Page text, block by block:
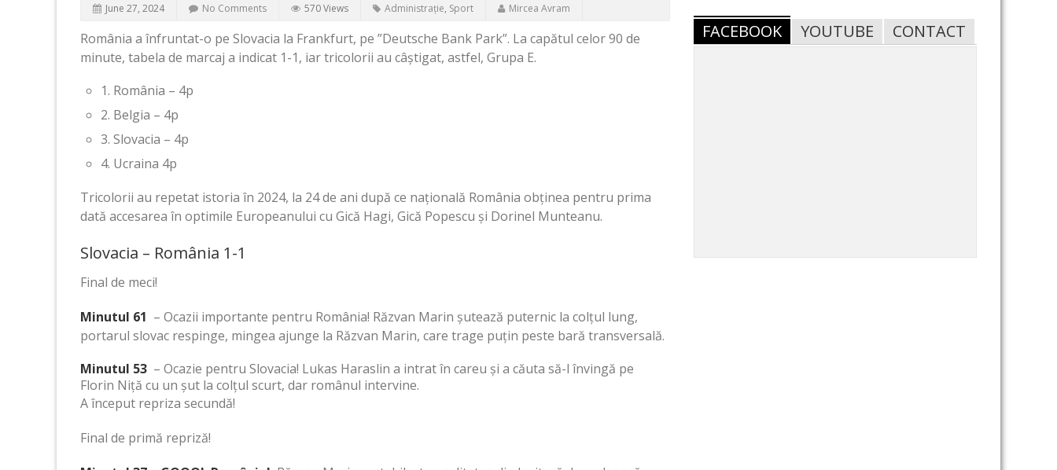
June 27, 2024 No Comments 570 Views Administrație, Sport Mircea Avram
România a înfruntat-o ​​pe Slovacia la Frankfurt, pe ”Deutsche Bank Park”. La capătul celor 90 de
minute, tabela de marcaj a indicat 1-1, iar tricolorii au câștigat, astfel, Grupa E.
1. România – 4p
2. Belgia – 4p
3. Slovacia – 4p
4. Ucraina 4p
Tricolorii au repetat istoria în 2024, la 24 de ani după ce națională România obținea pentru prima
dată accesarea în optimile Europeanului cu Gică Hagi, Gică Popescu și Dorinel Munteanu.
Slovacia – România 1-1
Final de meci!
Minutul 61 – Ocazii importante pentru România! Răzvan Marin șutează puternic la colțul lung,
portarul slovac respinge, mingea ajunge la Răzvan Marin, care trage puțin peste bară transversală.
Minutul 53 – Ocazie pentru Slovacia! Lukas Haraslin a intrat în careu și a căuta să-l învingă pe
Florin Niță cu un șut la colțul scurt, dar românul intervine.
A început repriza secundă!
Final de primă repriză!
FACEBOOK YOUTUBE CONTACT